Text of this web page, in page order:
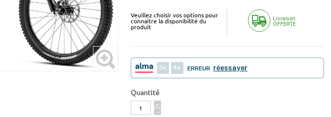
Veuillez choisir vos options pour
connaitre la disponibilité du
produit
Livraison
OFFERTE
3 4 ERREUR réessayer
Quantité
Quantité
+
-